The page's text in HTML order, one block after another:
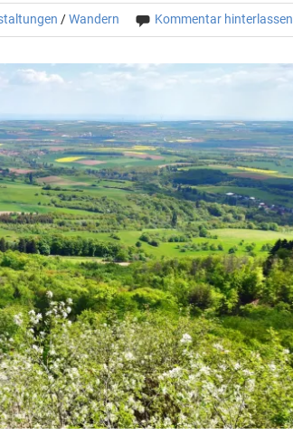
/Wandern Kommentar hinterlassen